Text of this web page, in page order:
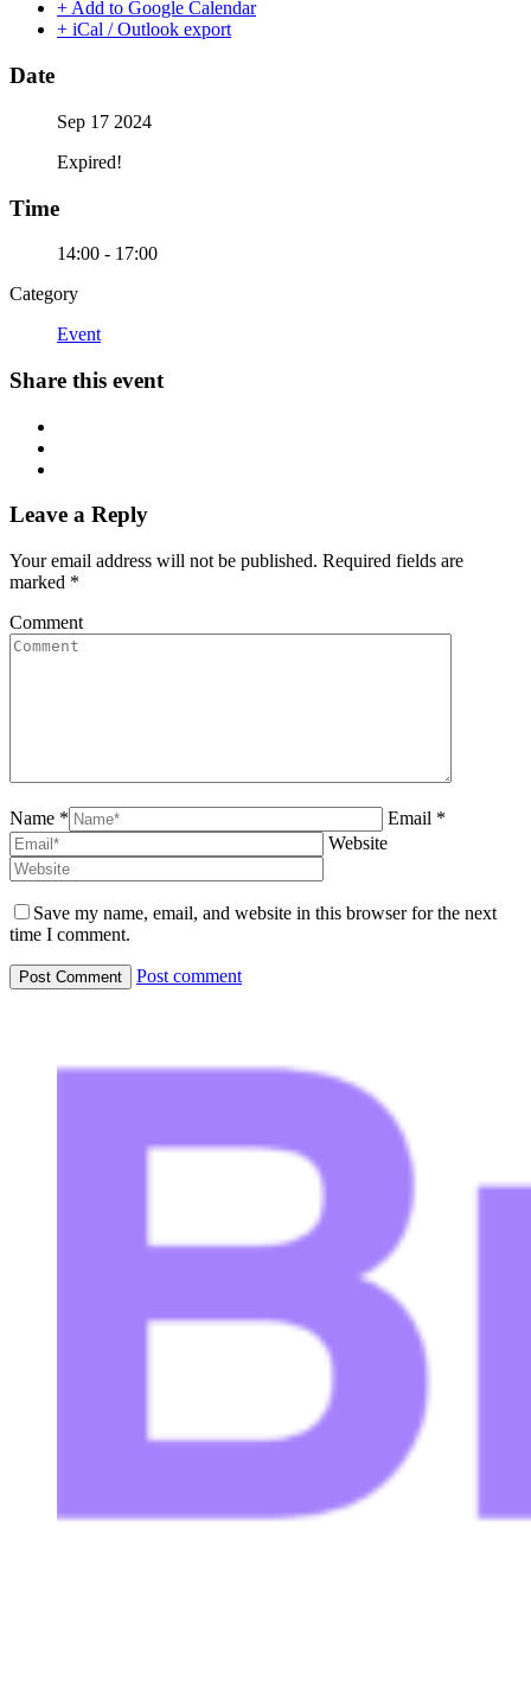
+ Add to Google Calendar
+ iCal / Outlook export
Date
Sep 17 2024
Expired!
Time
14:00 - 17:00
Category
Event
Share this event
Leave a Reply
Your email address will not be published. Required fields are
marked *
Comment
Name *
Email *
Website
Save my name, email, and website in this browser for the next
time I comment.
Post comment